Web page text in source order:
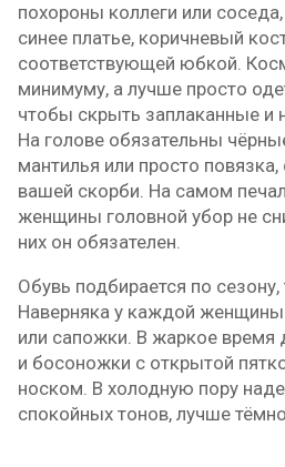
похороны коллеги или
синее платье, коричневый
соответствующей юбкой.
минимуму, а лучше просто
чтобы скрыть заплаканные и
На голове обязательны
мантилья или просто
вашей скорби. На самом
женщины головной убор не
них он обязателен.
Обувь подбирается по
Наверняка у каждой женщины
или сапожки. В жаркое время
и босоножки с открытой
носком. В холодную пору
спокойных тонов, лучше